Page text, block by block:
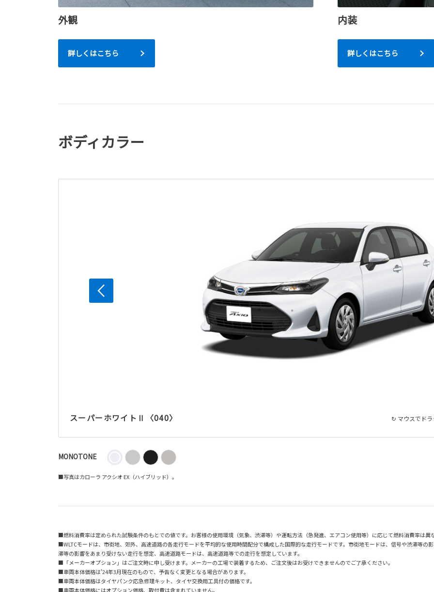
外観
詳しくはこちら
内装
詳しくはこちら
ボディカラー
スーパーホワイトⅡ〈040〉 ↻ マウスでドラ
MONOTONE
■写真はカローラ アクシオ EX（ハイブリッド）。
■燃料消費率は定められた試験条件のもとでの値です。お客様の使用環境（気象、渋滞等）や運転方法（急発進、エアコン使用等）に応じて燃料消費率は異
■WLTCモードは、市街地、郊外、高速道路の各走行モードを平均的な使用時間配分で構成した国際的な走行モードです。市街地モードは、信号や渋滞等の
滞等の影響をあまり受けない走行を想定、高速道路モードは、高速道路等での走行を想定しています。
■「メーカーオプション」はご注文時に申し受けます。メーカーの工場で装着するため、ご注文後はお受けできませんのでご了承ください。
■車両本体価格は'24年3月現在のもので、予告なく変更となる場合があります。
■車両本体価格はタイヤパンク応急修理キット、タイヤ交換用工具付の価格です。
■車両本体価格にはオプション価格、取付費は含まれていません。